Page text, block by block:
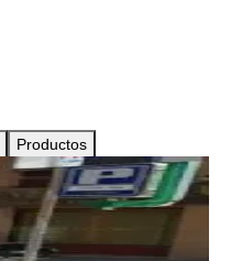
Productos